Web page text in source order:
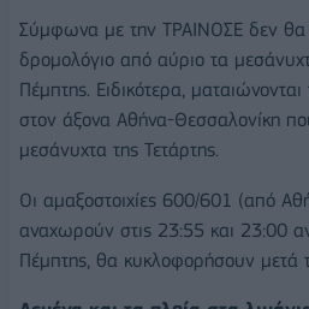
Σύμφωνα με την ΤΡΑΙΝΟΣΕ δεν θα
δρομολόγιο από αύριο τα
Πέμπτης. Ειδικότερα,
στον άξονα Αθήνα-Θεσσαλονίκη
μεσάνυχτα της Τετάρτης.
Οι αμαξοστοιχίες 600/601 (από
αναχωρούν στις 23:55 και 23:00
Πέμπτης, θα κυκλοφορήσουν μετά